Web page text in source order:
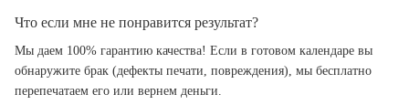
Что если мне не понравится результат?
Мы даем 100% гарантию качества! Если в готовом календаре вы
обнаружите брак (дефекты печати, повреждения), мы бесплатно
перепечатаем его или вернем деньги.